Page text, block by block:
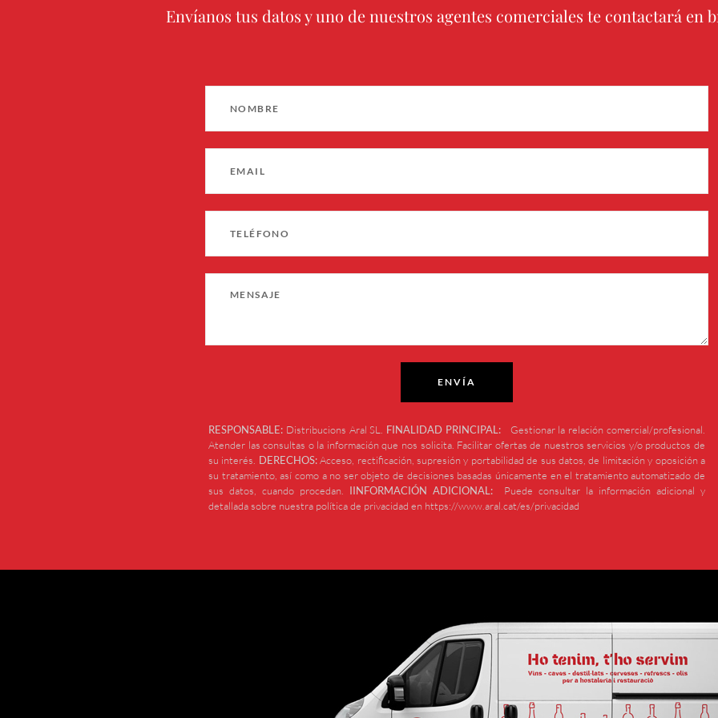
Envíanos tus datos y uno de nuestros agentes comerciales te contactará en
ENVÍA
RESPONSABLE: Distribucions Aral SL. FINALIDAD PRINCIPAL:
Gestionar la relación comercial/profesional.
Atender las consultas o la información que nos solicita. Facilitar ofertas de nuestros servicios y/o productos de
su interés. DERECHOS:Acceso, rectificación, supresión y portabilidad de sus datos, de limitación y oposición a
su tratamiento, así como a no ser objeto de decisiones basadas únicamente en el tratamiento automatizado de
sus datos, cuando procedan. IINFORMACIÓN ADICIONAL:
Puede consultar la información adicional y
detallada sobre nuestra política de privacidad en https://www.aral.cat/es/privacidad